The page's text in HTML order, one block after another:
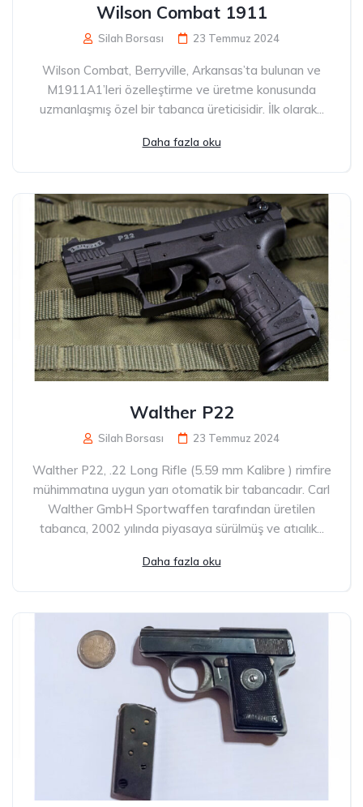
Wilson Combat 1911
Silah Borsası 23 Temmuz 2024
Wilson Combat, Berryville, Arkansas’ta bulunan ve
M1911A1’leri özelleştirme ve üretme konusunda
uzmanlaşmış özel bir tabanca üreticisidir. İlk olarak...
Daha fazla oku
Walther P22
Silah Borsası 23 Temmuz 2024
Walther P22, .22 Long Rifle (5.59 mm Kalibre ) rimfire
mühimmatına uygun yarı otomatik bir tabancadır. Carl
Walther GmbH Sportwaffen tarafından üretilen
tabanca, 2002 yılında piyasaya sürülmüş ve atıcılık...
Daha fazla oku